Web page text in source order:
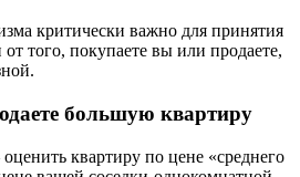
критически важно для принятия
того, покупаете вы или продаете,
большую квартиру
квартиру по цене «среднего